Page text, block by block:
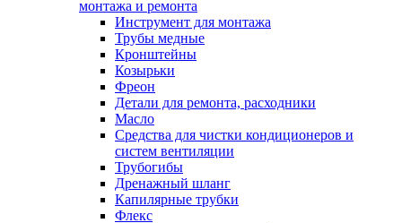
монтажа и ремонта
Инструмент для монтажа
Трубы медные
Кронштейны
Козырьки
Фреон
Детали для ремонта, расходники
Масло
Средства для чистки кондиционеров и
систем вентиляции
Трубогибы
Дренажный шланг
Капилярные трубки
Флекс